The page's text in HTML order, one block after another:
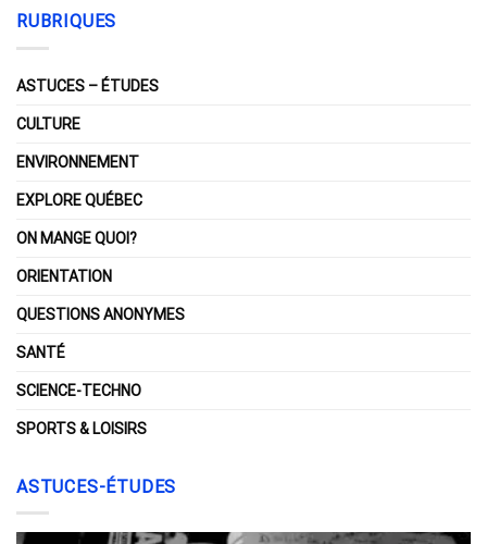
RUBRIQUES
ASTUCES – ÉTUDES
CULTURE
ENVIRONNEMENT
EXPLORE QUÉBEC
ON MANGE QUOI?
ORIENTATION
QUESTIONS ANONYMES
SANTÉ
SCIENCE-TECHNO
SPORTS & LOISIRS
ASTUCES-ÉTUDES